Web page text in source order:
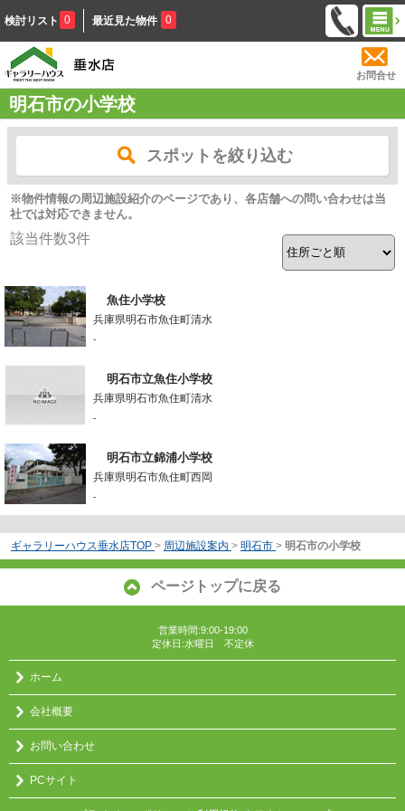
検討リスト 0 最近見た物件 0
お問合せ
明石市の小学校
スポットを絞り込む
※物件情報の周辺施設紹介のページであり、各店舗への問い合わせは当
社では対応できません。
該当件数3件
魚住小学校
兵庫県明石市魚住町清水
-
明石市立魚住小学校
兵庫県明石市魚住町清水
-
明石市立錦浦小学校
兵庫県明石市魚住町西岡
-
ギャラリーハウス垂水店TOP > 周辺施設案内 > 明石市 > 明石市の小学校
ページトップに戻る
営業時間:9:00-19:00
定休日:水曜日 不定休
ホーム
会社概要
お問い合わせ
PCサイト